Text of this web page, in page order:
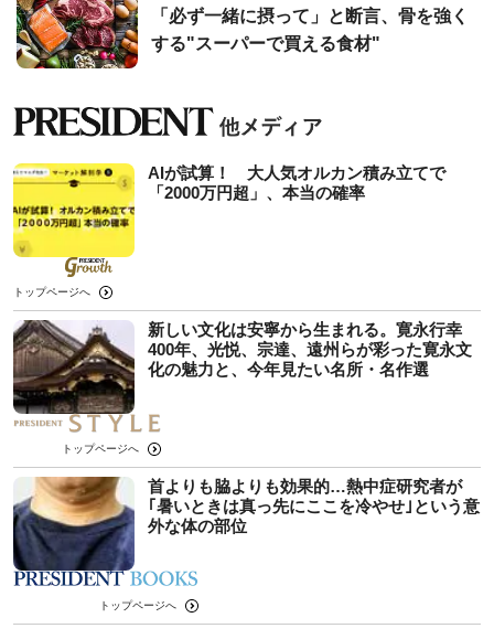
「必ず一緒に摂って」と断言、骨を強く
する"スーパーで買える食材"
AIが試算！ 大人気オルカン積み立てで
「2000万円超」、本当の確率
トップページへ
新しい文化は安寧から生まれる。寛永行幸
400年、光悦、宗達、遠州らが彩った寛永文
化の魅力と、今年見たい名所・名作選
トップページへ
首よりも脇よりも効果的…熱中症研究者が
｢暑いときは真っ先にここを冷やせ｣という意
外な体の部位
トップページへ